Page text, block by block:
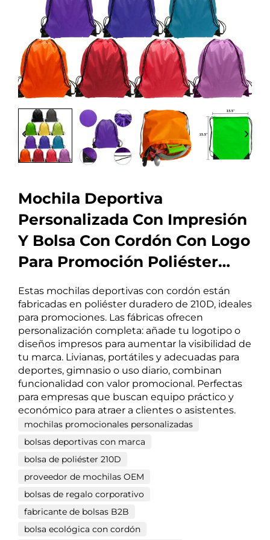
Mochila Deportiva
Personalizada Con Impresión
Y Bolsa Con Cordón Con Logo
Para Promoción Poliéster
210D Fábrica
Estas mochilas deportivas con cordón están
fabricadas en poliéster duradero de 210D, ideales
para promociones. Las fábricas ofrecen
personalización completa: añade tu logotipo o
diseños impresos para aumentar la visibilidad de
tu marca. Livianas, portátiles y adecuadas para
deportes, gimnasio o uso diario, combinan
funcionalidad con valor promocional. Perfectas
para empresas que buscan equipo práctico y
económico para atraer a clientes o asistentes.
mochilas promocionales personalizadas
bolsas deportivas con marca
bolsa de poliéster 210D
proveedor de mochilas OEM
bolsas de regalo corporativo
fabricante de bolsas B2B
bolsa ecológica con cordón